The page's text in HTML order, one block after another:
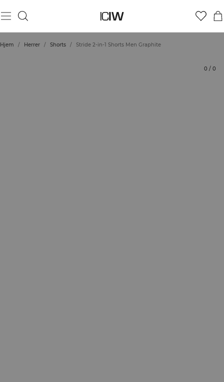
Hjem / Herrer / Shorts / Stride 2-in-1 Shorts Men Graphite
0 / 0